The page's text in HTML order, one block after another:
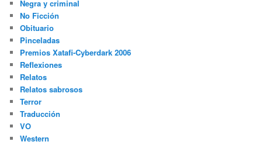
Negra y criminal
No Ficción
Obituario
Pinceladas
Premios Xatafi-Cyberdark 2006
Reflexiones
Relatos
Relatos sabrosos
Terror
Traducción
VO
Western